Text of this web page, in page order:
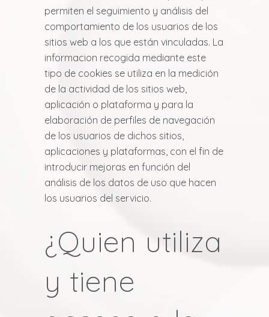
permiten el seguimiento y análisis del
comportamiento de los usuarios de los
sitios web a los que están vinculadas. La
informacion recogida mediante este
tipo de cookies se utiliza en la medición
de la actividad de los sitios web,
aplicación o plataforma y para la
elaboración de perfiles de navegación
de los usuarios de dichos sitios,
aplicaciones y plataformas, con el fin de
introducir mejoras en función del
análisis de los datos de uso que hacen
los usuarios del servicio.
¿Quien utiliza
y tiene